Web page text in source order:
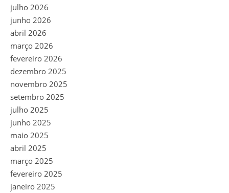
julho 2026
junho 2026
abril 2026
março 2026
fevereiro 2026
dezembro 2025
novembro 2025
setembro 2025
julho 2025
junho 2025
maio 2025
abril 2025
março 2025
fevereiro 2025
janeiro 2025